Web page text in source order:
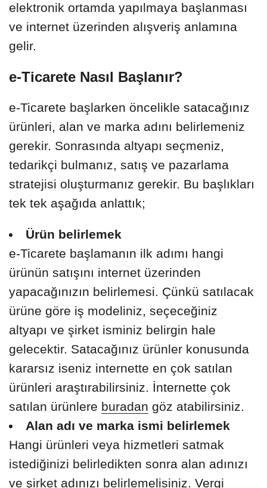
elektronik ortamda yapılmaya başlanması
ve internet üzerinden alışveriş anlamına
gelir.
e-Ticarete Nasıl Başlanır?
e-Ticarete başlarken öncelikle satacağınız
ürünleri, alan ve marka adını belirlemeniz
gerekir. Sonrasında altyapı seçmeniz,
tedarikçi bulmanız, satış ve pazarlama
stratejisi oluşturmanız gerekir. Bu başlıkları
tek tek aşağıda anlattık;
Ürün belirlemek
e-Ticarete başlamanın ilk adımı hangi
ürünün satışını internet üzerinden
yapacağınızın belirlemesi. Çünkü satılacak
ürüne göre iş modeliniz, seçeceğiniz
altyapı ve şirket isminiz belirgin hale
gelecektir. Satacağınız ürünler konusunda
kararsız iseniz internette en çok satılan
ürünleri araştırabilirsiniz. İnternette çok
satılan ürünlere buradan göz atabilirsiniz.
Alan adı ve marka ismi belirlemek
Hangi ürünleri veya hizmetleri satmak
istediğinizi belirledikten sonra alan adınızı
ve şirket adınızı belirlemelisiniz. Vergi